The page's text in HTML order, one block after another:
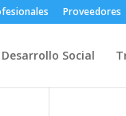
Proveedores
Desarrollo Social